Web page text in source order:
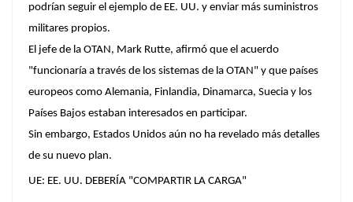
podrían seguir el ejemplo de EE. UU. y enviar más suministros
militares propios.
El jefe de la OTAN, Mark Rutte, afirmó que el acuerdo
"funcionaría a través de los sistemas de la OTAN" y que países
europeos como Alemania, Finlandia, Dinamarca, Suecia y los
Países Bajos estaban interesados en participar.
Sin embargo, Estados Unidos aún no ha revelado más detalles
de su nuevo plan.
UE: EE. UU. DEBERÍA "COMPARTIR LA CARGA"